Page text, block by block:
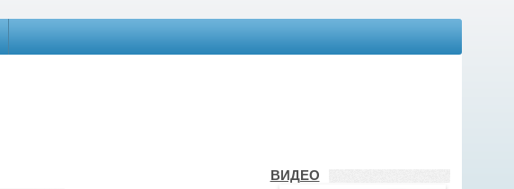
ВИДЕО